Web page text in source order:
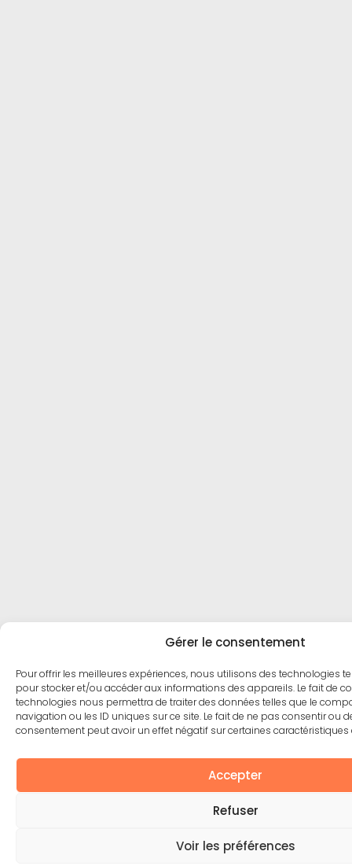
Gérer le consentement
Pour offrir les meilleures expériences, nous utilisons des technologies
pour stocker et/ou accéder aux informations des appareils. Le fait de
technologies nous permettra de traiter des données telles que le
navigation ou les ID uniques sur ce site. Le fait de ne pas consentir ou
consentement peut avoir un effet négatif sur certaines caractéristiques
Accepter
Refuser
Voir les préférences